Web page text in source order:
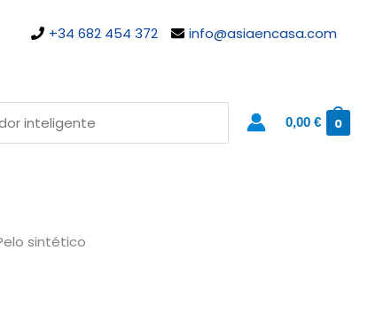
+34 682 454 372 info@asiaencasa.com
0,00 € 0
sintético